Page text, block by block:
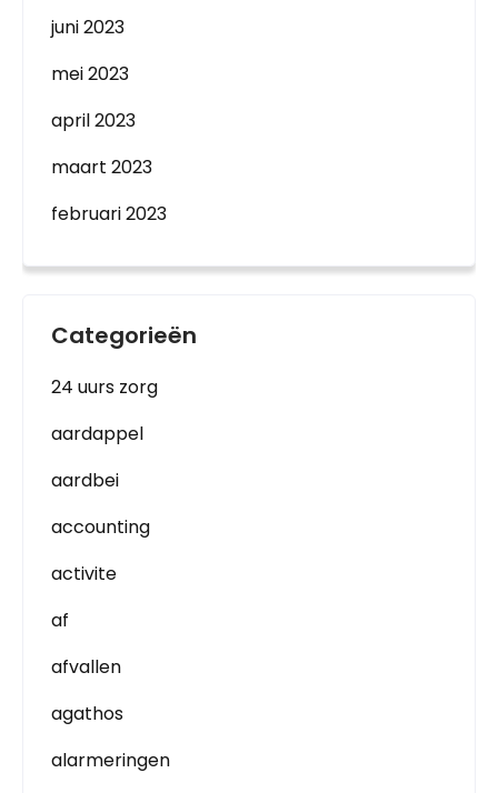
juni 2023
mei 2023
april 2023
maart 2023
februari 2023
Categorieën
24 uurs zorg
aardappel
aardbei
accounting
activite
af
afvallen
agathos
alarmeringen